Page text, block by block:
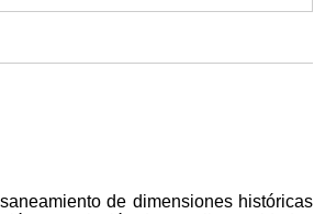
de dimensiones históricas